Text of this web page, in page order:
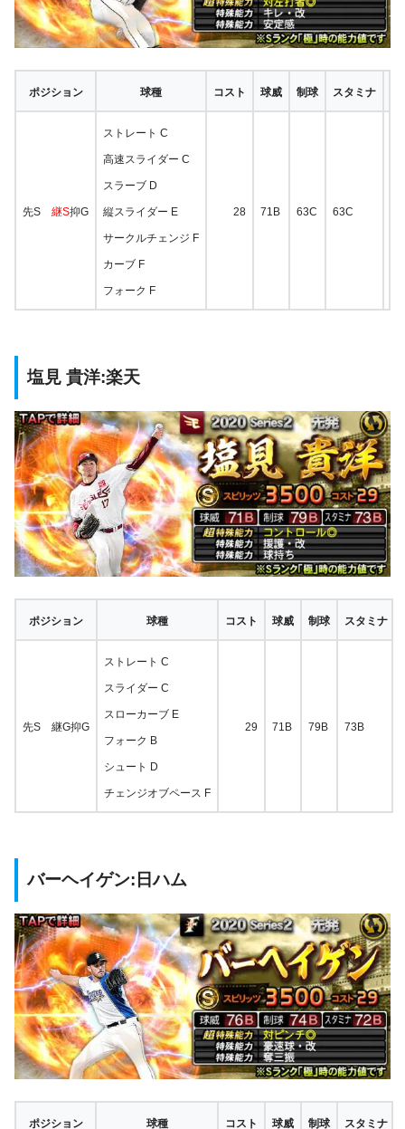
ポジション 球種 コスト 球威 制球 スタミナ
先S 継S抑G
ストレート C
高速スライダー C
スラーブ D
縦スライダー E
サークルチェンジ F
カーブ F
フォーク F
28 71B 63C 63C
塩見 貴洋:楽天
ポジション 球種 コスト 球威 制球 スタミナ
先S 継G抑G
ストレート C
スライダー C
スローカーブ E
フォーク B
シュート D
チェンジオブペース F
29 71B 79B 73B
バーヘイゲン:日ハム
ポジション 球種 コスト 球威 制球 スタミナ